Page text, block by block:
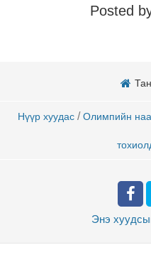
Posted
Нүүр хуудас / Олимпийн
Энэ